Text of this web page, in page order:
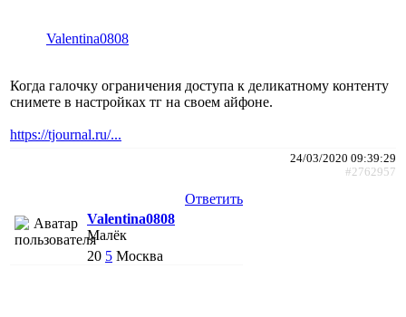
Valentina0808
Когда галочку ограничения доступа к деликатному контенту
снимете в настройках тг на своем айфоне.
https://tjournal.ru/...
24/03/2020 09:39:29
#2762957
Ответить
Valentina0808
Малёк
20 5 Москва